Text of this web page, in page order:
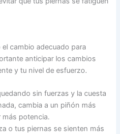
cambio adecuado para
anticipar los cambios
y tu nivel de esfuerzo.
sin fuerzas y la cuesta
cambia a un piñón más
potencia.
o tus piernas se sienten más